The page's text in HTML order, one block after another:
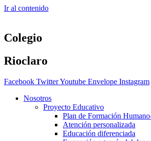
Ir al contenido
Colegio
Rioclaro
Facebook TwitterYoutube Envelope Instagram
Nosotros
Proyecto Educativo
Plan de Formación
Atención personalizada
Educación diferenciada